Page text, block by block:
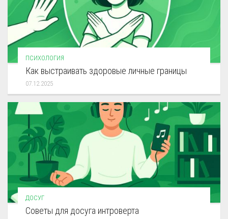
ПСИХОЛОГИЯ
Как выстраивать здоровые личные границы
07.12.2025
ДОСУГ
Советы для досуга интроверта